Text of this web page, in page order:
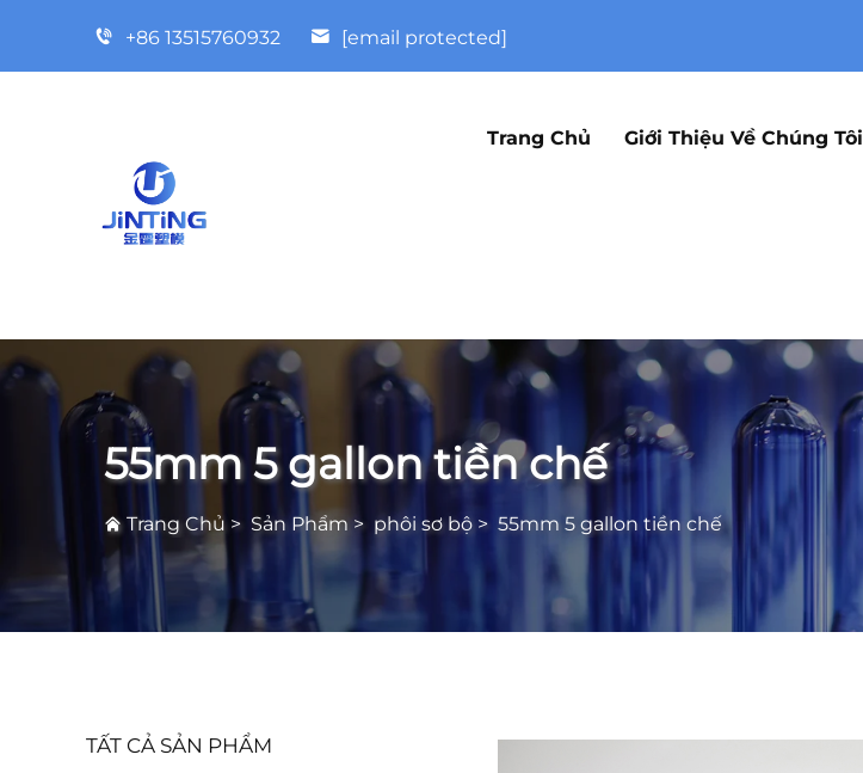
+86 13515760932 [email protected]
Trang Chủ Giới Thiệu Về Chúng Tôi
55mm 5 gallon tiền chế
Trang Chủ > Sản Phẩm> phôi sơ bộ > 55mm 5 gallon tiền chế
TẤT CẢ SẢN PHẨM